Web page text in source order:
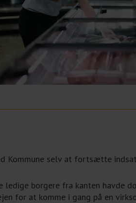
Kommune selv at fortsætte
ledige borgere fra kanten havde
for at komme i gang på en